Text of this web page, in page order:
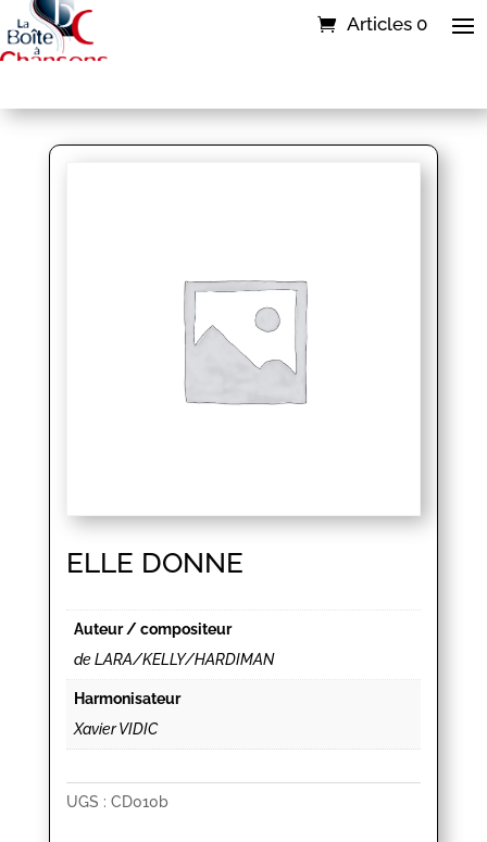
Articles 0
ELLE DONNE
Auteur / compositeur
de LARA/KELLY/HARDIMAN
Harmonisateur
Xavier VIDIC
UGS : CD010b